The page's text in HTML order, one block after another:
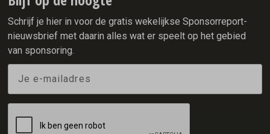
beleidsmakers en creatieven. Maar wat vooral opviel, was
niet de omvang van de Nederlandse delegatie. Het was de
manier waarop Nederland zich positioneerde.
Schrijf je hier in voor de gratis wekelijkse Sponsorreport-
nieuwsbrief met daarin alles wat er speelt op het gebied
van sponsoring.